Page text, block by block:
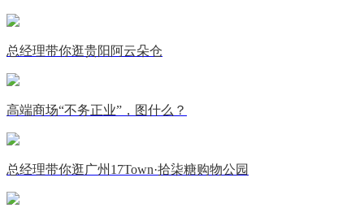
总经理带你逛贵阳阿云朵仓
高端商场“不务正业”，图什么？
总经理带你逛广州17Town·拾柒糖购物公园